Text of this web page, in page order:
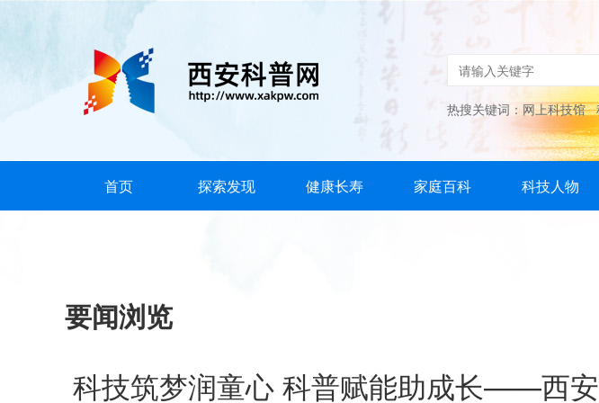
热搜关键词： 网上科技馆
首页 探索发现 健康长寿 家庭百科 科技人物
要闻浏览
科技筑梦润童心 科普赋能助成长——西